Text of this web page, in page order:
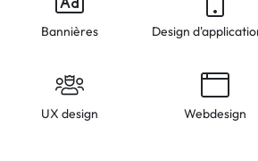
Bannières
UX design Webdesign